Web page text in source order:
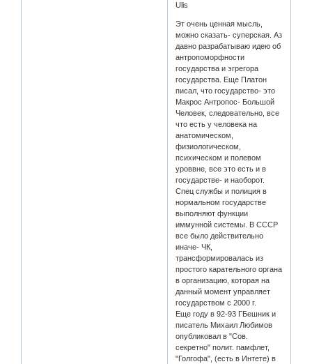
Ulis
Эт очень ценная мысль,
можно сказать- суперская. Аз
давно разрабатываю идею об
антропоморфности
государства и эгрегора
государства. Еще Платон
писал, что государство- это
Макрос Антропос- Большой
Человек, следовательно, все
что есть у человека на
анатомическом,
физиологическом,
психическом и полевом
уроввне, все это есть и в
государстве- и наоборот.
Спец службы и полиция в
нормальном государстве
выполняют функции
иммунной системы. В СССР
все было действительно
иначе- ЧК,
трансформировалась из
простого карательного органа
в организацию, которая на
данный момент управляет
государством с 2000 г.
Еще году в 92-93 ГБешник и
писатель Михаил Любимов
опубликовал в "Сов.
секретно" полит. памфлет,
"Голгофа", (есть в Интете) в